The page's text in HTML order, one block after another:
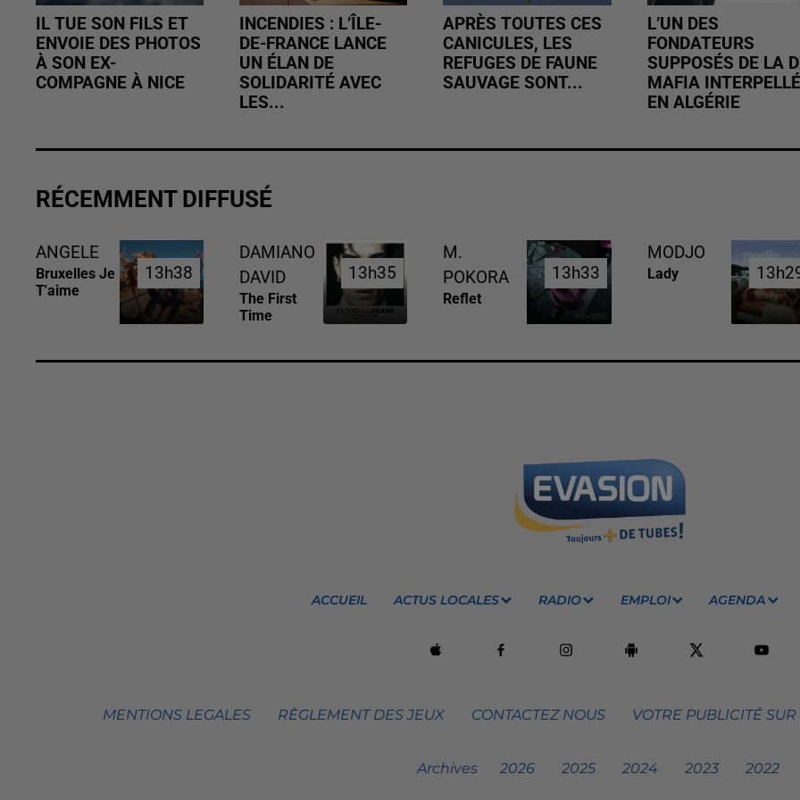
IL TUE SON FILS ET
ENVOIE DES PHOTOS
À SON EX-
COMPAGNE À NICE
INCENDIES : L’ÎLE-
DE-FRANCE LANCE
UN ÉLAN DE
SOLIDARITÉ AVEC
LES...
APRÈS TOUTES CES
CANICULES, LES
REFUGES DE FAUNE
SAUVAGE SONT...
L’UN DES
FONDATEURS
SUPPOSÉS DE LA
MAFIA INTERPELLÉ
EN ALGÉRIE
RÉCEMMENT DIFFUSÉ
ANGELE
Bruxelles Je
T'aime
13h38
13h38
DAMIANO
DAVID
The First
Time
13h35
13h35
M.
POKORA
Reflet
13h33
13h33
MODJO
Lady
ACCUEIL ACTUS LOCALES RADIO EMPLOI AGENDA
MENTIONS LEGALES RÈGLEMENT DES JEUX CONTACTEZ NOUS VOTRE PUBLICITÉ
Archives 2026 2025 2024 2023 2022